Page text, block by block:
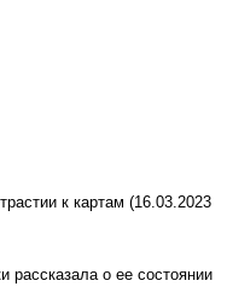
к картам (16.03.2023
рассказала о ее состоянии